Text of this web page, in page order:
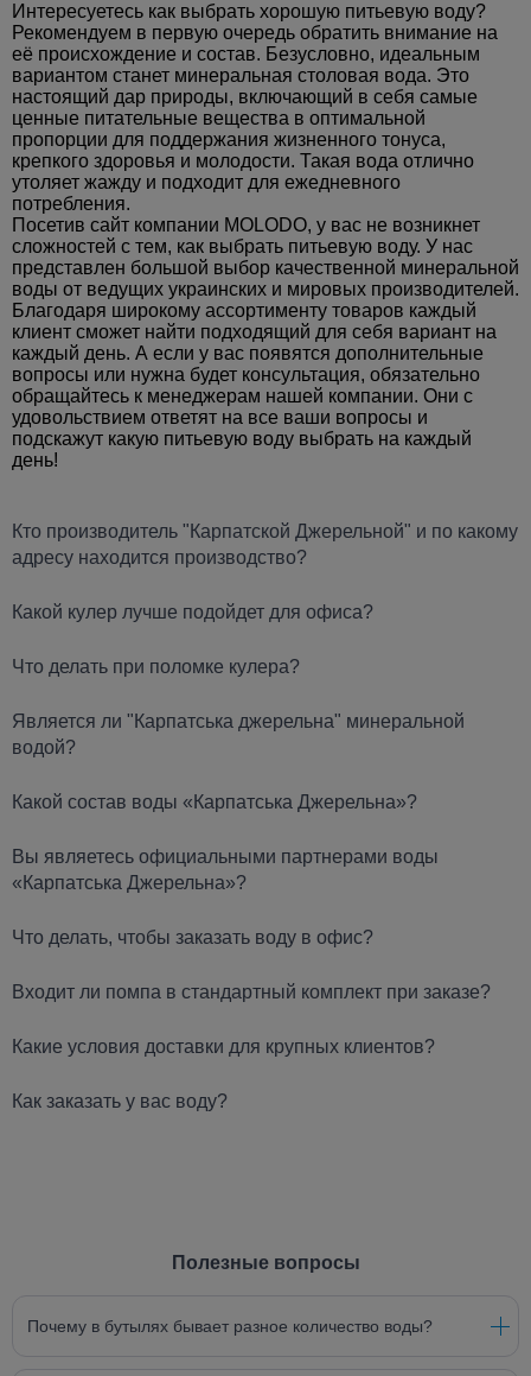
Кто производитель "Карпатской Джерельной" и по какому
адресу находится производство?
Какой кулер лучше подойдет для офиса?
Что делать при поломке кулера?
Является ли "Карпатська джерельна" минеральной
водой?
Какой состав воды «Карпатська Джерельна»?
Вы являетесь официальными партнерами воды
«Карпатська Джерельна»?
Что делать, чтобы заказать воду в офис?
Входит ли помпа в стандартный комплект при заказе?
Какие условия доставки для крупных клиентов?
Как заказать у вас воду?
Интересуетесь как выбрать хорошую питьевую воду?
Рекомендуем в первую очередь обратить внимание на
её происхождение и состав. Безусловно, идеальным
вариантом станет минеральная столовая вода. Это
настоящий дар природы, включающий в себя самые
ценные питательные вещества в оптимальной
пропорции для поддержания жизненного тонуса,
крепкого здоровья и молодости. Такая вода отлично
утоляет жажду и подходит для ежедневного
потребления.
Посетив сайт компании MOLODO, у вас не возникнет
сложностей с тем, как выбрать питьевую воду. У нас
представлен большой выбор качественной минеральной
воды от ведущих украинских и мировых производителей.
Благодаря широкому ассортименту товаров каждый
клиент сможет найти подходящий для себя вариант на
каждый день. А если у вас появятся дополнительные
вопросы или нужна будет консультация, обязательно
обращайтесь к менеджерам нашей компании. Они с
удовольствием ответят на все ваши вопросы и
подскажут какую питьевую воду выбрать на каждый
день!
Полезные вопросы
Почему в бутылях бывает разное количество воды?